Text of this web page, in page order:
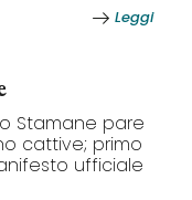
Leggi
Stamane pare
cattive; primo
ufficiale